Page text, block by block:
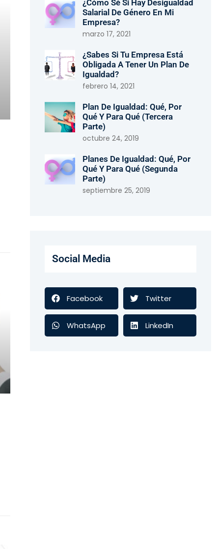
¿Cómo Sé Si Hay Desigualdad
Salarial De Género En Mi
Empresa?
marzo 17, 2021
¿Sabes Si Tu Empresa Está
Obligada A Tener Un Plan De
Igualdad?
febrero 14, 2021
Plan De Igualdad: Qué, Por
Qué Y Para Qué (tercera
Parte)
octubre 24, 2019
Planes De Igualdad: Qué, Por
Qué Y Para Qué (segunda
Parte)
septiembre 25, 2019
Social Media
Facebook Twitter
WhatsApp LinkedIn